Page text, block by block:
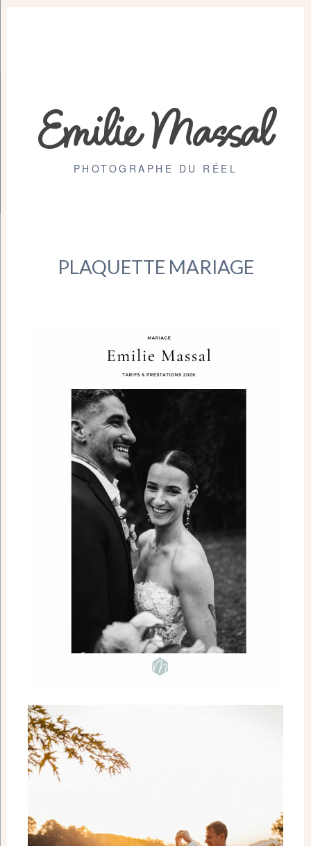
Emilie Massal
PHOTOGRAPHE DU RÉEL
PLAQUETTE MARIAGE